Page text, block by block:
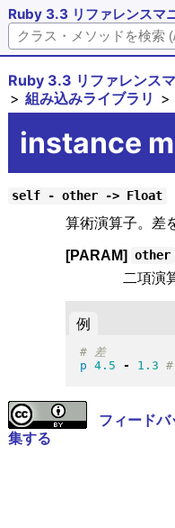
Ruby 3.3 リファレンスマ
Ruby 3.3 リファレンス
組み込みライブラリ
instance
self - other -> Float
算術演算子。差
[PARAM] other
二項演
例
# 差
p 4.5 - 1.3
フィードバ
集する